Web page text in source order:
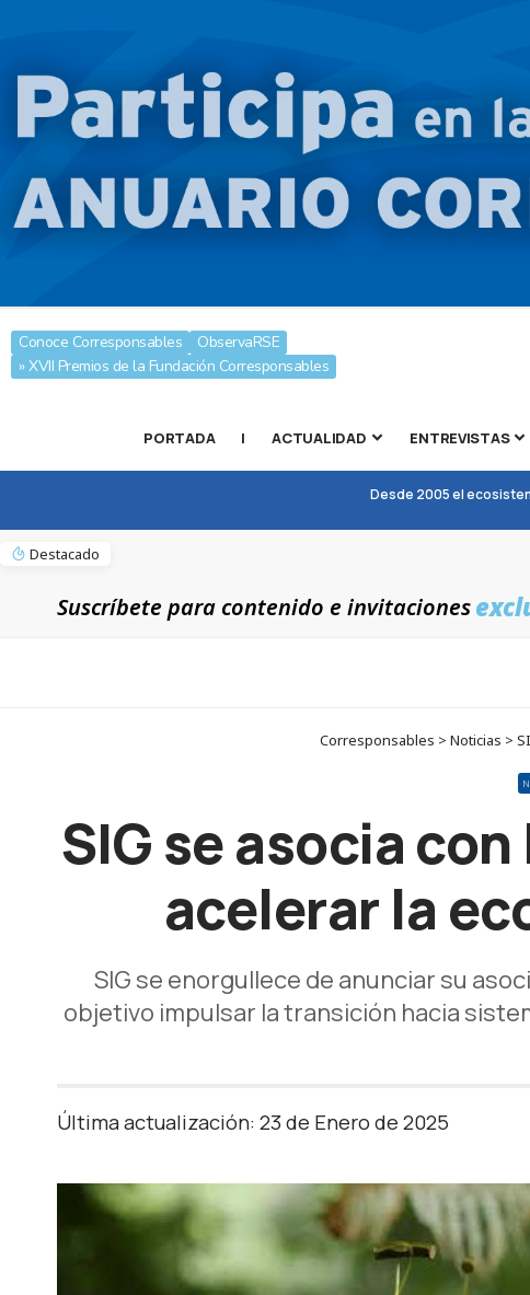
Conoce Corresponsables
ObservaRSE
» XVII Premios de la Fundación Corresponsables
PORTADA | ACTUALIDAD ENTREVISTAS
Desde 2005 el
Destacado
Suscríbete para contenido e invitaciones
Corresponsables > Noticias >
SIG se asocia
acelerar la
SIG se enorgullece de anunciar su
objetivo impulsar la transición hacia
Última actualización: 23 de Enero de 2025